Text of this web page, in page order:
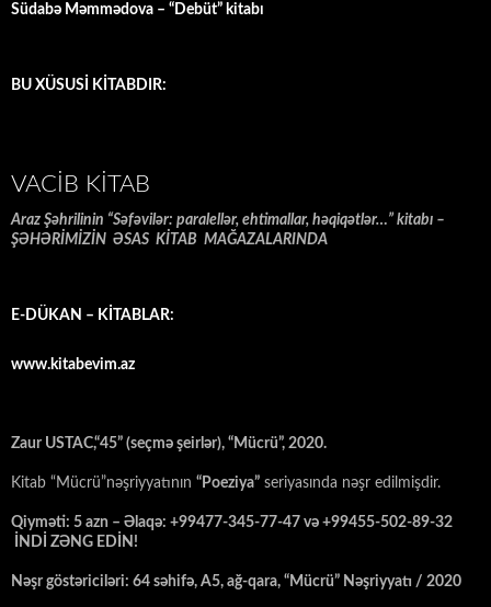
Südabə Məmmədova – “Debüt” kitabı
BU XÜSUSİ KİTABDIR:
VACIB KITAB
Araz Şəhrilinin “Səfəvilər: paralellər, ehtimallar, həqiqətlər…” kitabı –
ŞƏHƏRİMİZİN ƏSAS KİTAB MAĞAZALARINDA
E-DÜKAN – KİTABLAR:
www.kitabevim.az
Zaur USTAC,“45” (seçmə şeirlər), “Mücrü”, 2020.
Kitab “Mücrü”nəşriyyatının “Poeziya” seriyasında nəşr edilmişdir.
Qiyməti: 5 azn – Əlaqə: +99477-345-77-47 və +99455-502-89-32
İNDİ ZƏNG EDİN!
Nəşr göstəriciləri: 64 səhifə, A5, ağ-qara, “Mücrü” Nəşriyyatı / 2020